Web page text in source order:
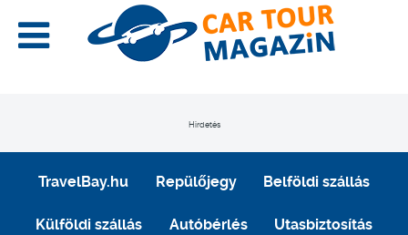
Hirdetés
TravelBay.hu Repülőjegy Belföldi szállás
Külföldi szállás Autóbérlés Utasbiztosítás